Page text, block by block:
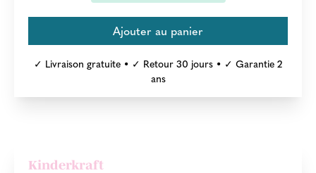
✓ Livraison gratuite • ✓ Retour 30 jours • ✓ Garantie 2
ans
Kinderkraft